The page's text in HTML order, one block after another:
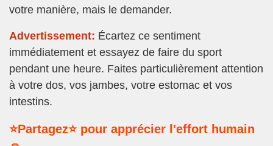
votre manière, mais le demander.
Advertissement: Écartez ce sentiment
immédiatement et essayez de faire du sport
pendant une heure. Faites particulièrement attention
à votre dos, vos jambes, votre estomac et vos
intestins.
⭐Partagez⭐ pour apprécier l'effort humain